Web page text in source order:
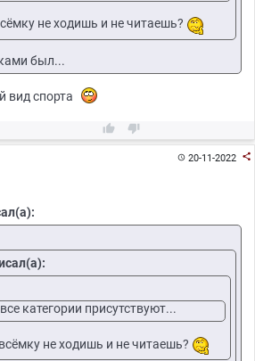
не ходишь и не читаешь?
был...
вид спорта
 
20-11-2022 
категории присутствуют...
не ходишь и не читаешь?